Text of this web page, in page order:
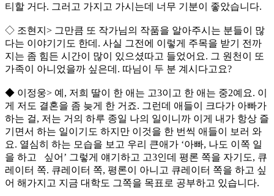
티할 거다. 그러고 가지고 가시는데 너무 기분이 좋았습니다.
◇ 조현지> 그만큼 또 작가님의 작품을 알아주시는 분들이 많
다는 이야기기도 한데. 사실 그전에 이렇게 주목을 받기 전까
지는 좀 힘든 시간이 많이 있으셨따고 들었어요. 그 원천이 또
가족이 아니었을까 싶은데. 따님이 두 분 계시다고요?
◆ 이정웅> 예, 저희 딸이 한 애는 고3이고 한 애는 중2예요. 이
게 저도 결혼을 좀 늦게 한 거죠. 그런데 애들이 크다가 아빠가
하는 걸, 저는 거의 하루 종일 나의 일이니까 이게 내가 항상 즐
기면서 하는 일이기도 하지만 이것을 한 번씩 애들이 보러 와
요. 열심히 하는 모습을 보고 우리 큰애가 ‘아빠, 나도 이쪽 일
을 하고 싶어’ 그렇게 얘기하고 고3인데 평론 쪽을 자기도, 큐
레이터 쪽. 큐레이터 쪽, 평론이 아니고 큐레이터 쪽을 하고 싶
어 해가지고 지금 대학도 그쪽을 목표로 공부하고 있습니다.